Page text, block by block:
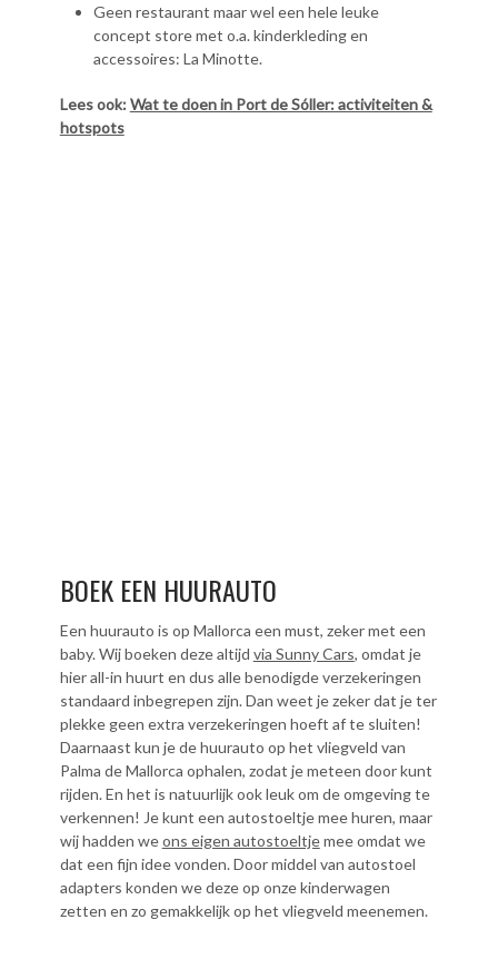
Geen restaurant maar wel een hele leuke
concept store met o.a. kinderkleding en
accessoires: La Minotte.
Lees ook:Wat te doen in Port de Sóller: activiteiten &
hotspots
BOEK EEN HUURAUTO
Een huurauto is op Mallorca een must, zeker met een
baby. Wij boeken deze altijd via Sunny Cars, omdat je
hier all-in huurt en dus alle benodigde verzekeringen
standaard inbegrepen zijn. Dan weet je zeker dat je ter
plekke geen extra verzekeringen hoeft af te sluiten!
Daarnaast kun je de huurauto op het vliegveld van
Palma de Mallorca ophalen, zodat je meteen door kunt
rijden. En het is natuurlijk ook leuk om de omgeving te
verkennen! Je kunt een autostoeltje mee huren, maar
wij hadden weons eigen autostoeltjemee omdat we
dat een fijn idee vonden. Door middel van autostoel
adapters konden we deze op onze kinderwagen
zetten en zo gemakkelijk op het vliegveld meenemen.